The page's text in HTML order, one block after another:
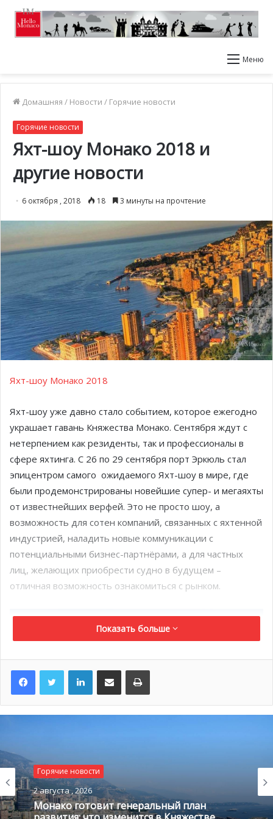
Меню
Домашняя / Новости / Горячие новости
Горячие новости
Яхт-шоу Монако 2018 и
другие новости
6 октября , 2018 18 3 минуты на прочтение
Яхт-шоу Монако 2018
Яхт-шоу уже давно стало событием, которое ежегодно
украшает гавань Княжества Монако. Сентября ждут с
нетерпением как резиденты, так и профессионалы в
сфере яхтинга. С 26 по 29 сентября порт Эркюль стал
эпицентром самого ожидаемого Яхт-шоу в мире, где
были продемонстрированы новейшие супер- и мегаяхты
от известнейших верфей. Это не просто шоу, а
возможность для сотен компаний, связанных с яхтенной
индустрией, наладить новые коммуникации с
потенциальными бизнес-партнёрами, а для частных
лиц, желающих приобрести судно в будущем –
отличная возможность ознакомиться с рынком.
Новая «Цифровая эра» в формате 5G
27 сентября 2018 года, во время пресс-конференции,
проходящей в рамках Monaco Yacht Show, главный
Показать больше
LinkedInПоделиться по электронной почте Распечатать
Горячие новости
2 августа , 2026
Монако готовит генеральный план